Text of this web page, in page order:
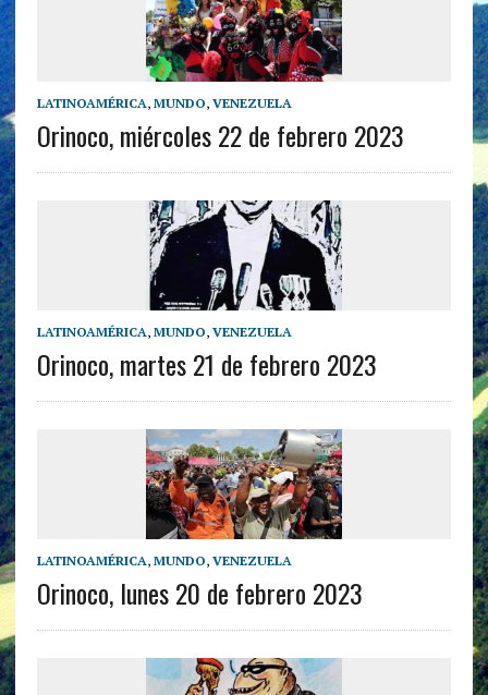
LATINOAMÉRICA, MUNDO, VENEZUELA
Orinoco, miércoles 22 de febrero 2023
LATINOAMÉRICA, MUNDO, VENEZUELA
Orinoco, martes 21 de febrero 2023
LATINOAMÉRICA, MUNDO, VENEZUELA
Orinoco, lunes 20 de febrero 2023